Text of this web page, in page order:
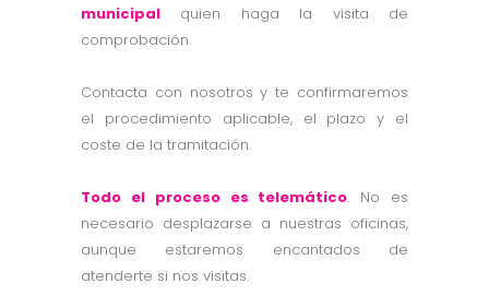
municipal quien haga la visita de
comprobación.
Contacta con nosotros y te confirmaremos
el procedimiento aplicable, el plazo y el
coste de la tramitación.
Todo el proceso es telemático. No es
necesario desplazarse a nuestras oficinas,
aunque estaremos encantados de
atenderte si nos visitas.